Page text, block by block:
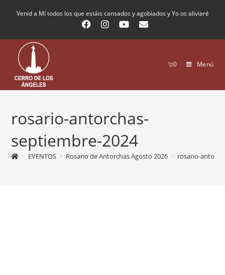
Venid a Mí todos los que estáis cansados y agobiados y Yo os aliviaré
0 Menú
rosario-antorchas-
septiembre-2024
> EVENTOS > Rosario de Antorchas Agosto 2026 > rosario-